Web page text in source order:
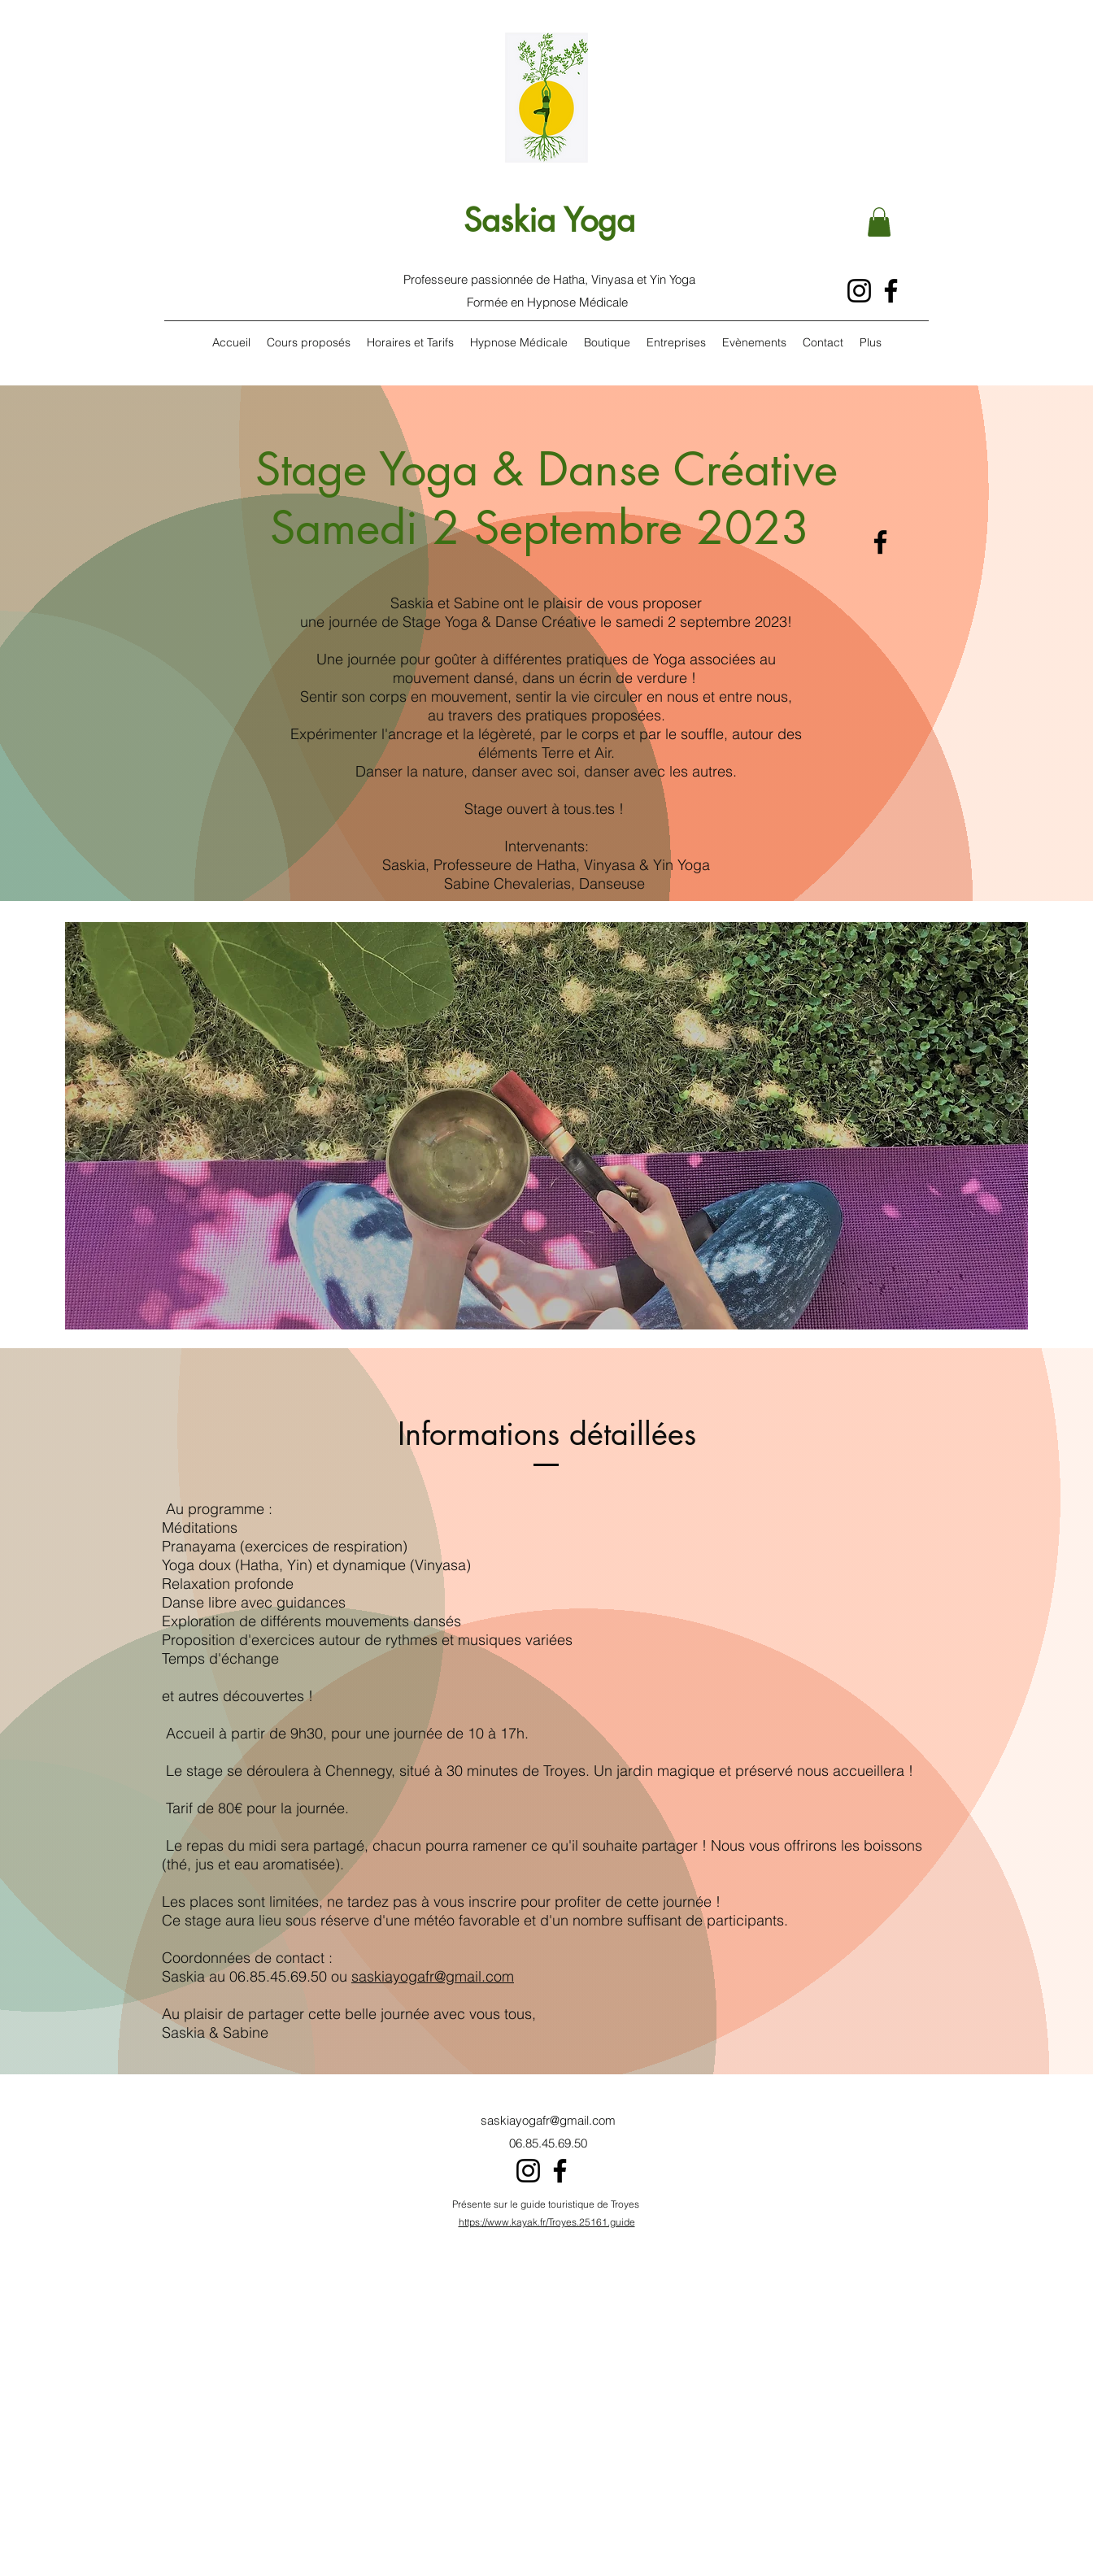
Saskia Yoga
Professeure passionnée de Hatha, Vinyasa et Yin Yoga
Formée en Hypnose Médicale
Accueil Cours proposés Horaires et Tarifs Hypnose Médicale Boutique Entreprises Evènements Contact Plus
Stage Yoga & Danse Créative
Samedi 2 Septembre 2023
Saskia et Sabine ont le plaisir de vous proposer
une journée de Stage Yoga & Danse Créative le samedi 2 septembre 2023!
Une journée pour goûter à différentes pratiques de Yoga associées au
mouvement dansé, dans un écrin de verdure !
Sentir son corps en mouvement, sentir la vie circuler en nous et entre nous,
au travers des pratiques proposées.
Expérimenter l'ancrage et la légèreté, par le corps et par le souffle, autour des
éléments Terre et Air.
Danser la nature, danser avec soi, danser avec les autres.
Stage ouvert à tous.tes !
Intervenants:
Saskia, Professeure de Hatha, Vinyasa & Yin Yoga
Sabine Chevalerias, Danseuse
Informations détaillées
Au programme :
Méditations
Pranayama (exercices de respiration)
Yoga doux (Hatha, Yin) et dynamique (Vinyasa)
Relaxation profonde
Danse libre avec guidances
Exploration de différents mouvements dansés
Proposition d'exercices autour de rythmes et musiques variées
Temps d'échange
et autres découvertes !
Accueil à partir de 9h30, pour une journée de 10 à 17h.
Le stage se déroulera à Chennegy, situé à 30 minutes de Troyes. Un jardin magique et préservé nous accueillera !
Tarif de 80€ pour la journée.
Le repas du midi sera partagé, chacun pourra ramener ce qu'il souhaite partager ! Nous vous offrirons les boissons
(thé, jus et eau aromatisée).
Les places sont limitées, ne tardez pas à vous inscrire pour profiter de cette journée !
Ce stage aura lieu sous réserve d'une météo favorable et d'un nombre suffisant de participants.
Coordonnées de contact :
Saskia au 06.85.45.69.50 ou saskiayogafr@gmail.com
Au plaisir de partager cette belle journée avec vous tous,
Saskia & Sabine
saskiayogafr@gmail.com
06.85.45.69.50
Présente sur le guide touristique de Troyes
https://www.kayak.fr/Troyes.25161.guide